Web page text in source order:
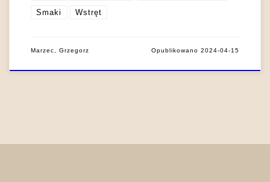
Smaki Wstręt
Marzec, Grzegorz Opublikowano2024-04-15